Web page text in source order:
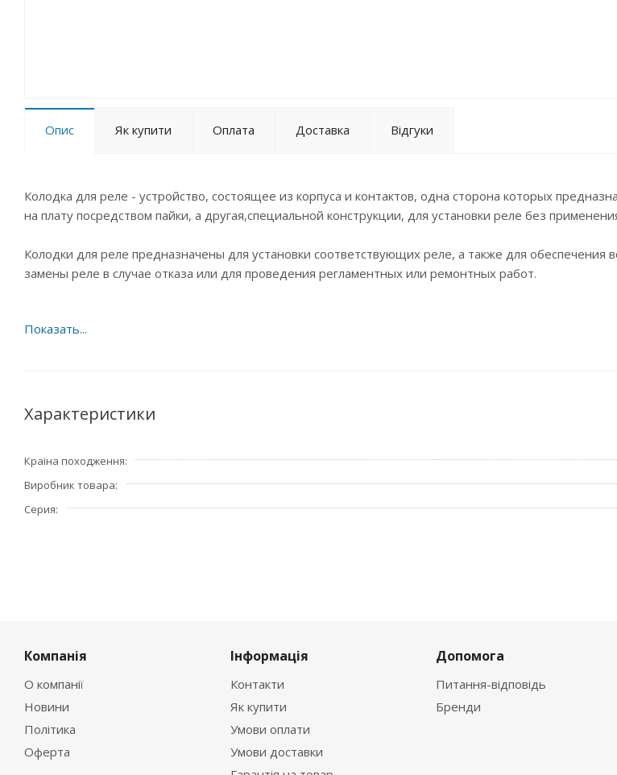
Опис Як купити Оплата Доставка Відгуки
Колодка для реле - устройство, состоящее из корпуса и контактов, одна сторона которых
на плату посредством пайки, а другая,специальной конструкции, для установки реле без
Колодки для реле предназначены для установки соответствующих реле, а также для обеспечения
замены реле в случае отказа или для проведения регламентных или ремонтных работ.
Характеристики
Країна походження
Виробник товара
Серия
Компанія
О компанії
Новини
Політика
Оферта
Інформація
Контакти
Як купити
Умови оплати
Умови доставки
Допомога
Питання-відповідь
Бренди